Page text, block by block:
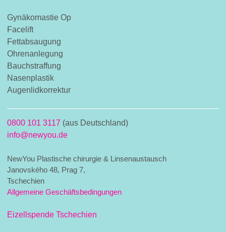
Gynäkomastie Op
Facelift
Fettabsaugung
Ohrenanlegung
Bauchstraffung
Nasenplastik
Augenlidkorrektur
0800 101 3117 (aus Deutschland)
info@newyou.de
NewYou Plastische chirurgie & Linsenaustausch
Janovského 48, Prag 7,
Tschechien
Allgemeine Geschäftsbedingungen
Eizellspende Tschechien